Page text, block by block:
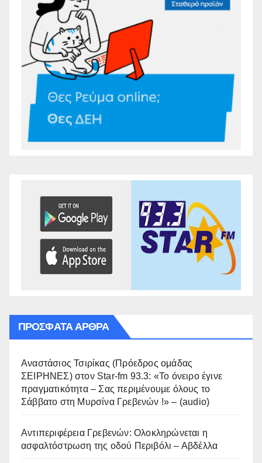
ΠΡΌΣΦΑΤΑ ΆΡΘΡΑ
Αναστάσιος Τσιρίκας (Πρόεδρος ομάδας
ΣΕΙΡΗΝΕΣ) στον Star-fm 93.3: «Το όνειρο έγινε
πραγματικότητα – Σας περιμένουμε όλους το
Σάββατο στη Μυρσίνα Γρεβενών !» – (audio)
Αντιπεριφέρεια Γρεβενών: Ολοκληρώνεται η
ασφαλτόστρωση της οδού Περιβόλι – Αβδέλλα